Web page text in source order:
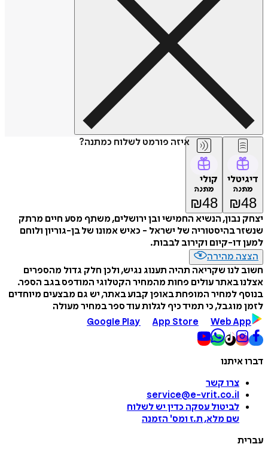
איזה פורמט לשלוח כמתנה?
דיגיטלי
מתנה
₪48
קולי
מתנה
₪48
יצחק נבון, הנשיא החמישי ובן ירושלים, משתף מסע חיים מרתק
שנשזר בהיסטוריה של ישראל - כאיש אמונו של בן-גוריון ולוחם
למען דו-קיום וקירוב לבבות.
הצצה מהירה
חשוב לנו שקריאה תהיה תענוג נגיש, ולכן חלק גדול מהספרים
אצלנו באתר עולים פחות מהמחיר הקטלוגי המודפס בגב הספר.
בנוסף למחיר המופחת באופן קבוע באתר, יש גם מבצעים מיוחדים
לזמן מוגבל, כי תמיד כיף לגלות עוד ספר במחיר מעולה
Google Play
App Store Web App
דברו איתנו
צרו קשר
service@e-vrit.co.il
לביטול עסקה כדין יש לשלוח
שם מלא, ת.ז ומס' הזמנה
עברית